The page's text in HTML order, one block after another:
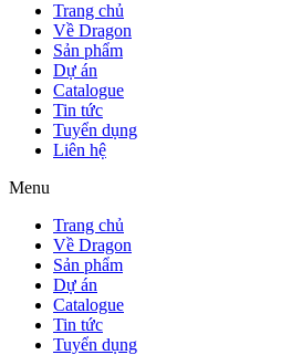
Trang chủ
Về Dragon
Sản phẩm
Dự án
Catalogue
Tin tức
Tuyển dụng
Liên hệ
Menu
Trang chủ
Về Dragon
Sản phẩm
Dự án
Catalogue
Tin tức
Tuyển dụng